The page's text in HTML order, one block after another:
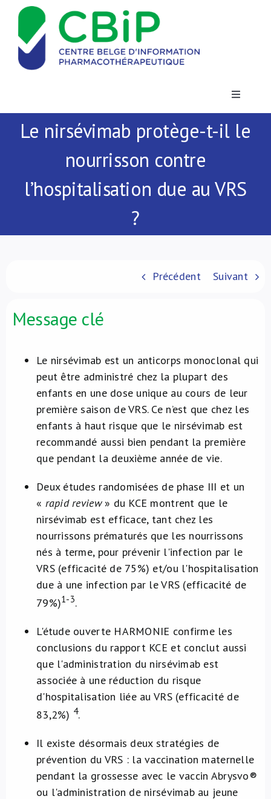
Passer
contenu
Toggle
Actualités
NL
Le nirsévimab protège-t-il le
nourrisson contre
l’hospitalisation due au VRS
?
Précédent Suivant
Message clé
Le nirsévimab est un anticorps monoclonal qui
peut être administré chez la plupart des
enfants en une dose unique au cours de leur
première saison de VRS. Ce n’est que chez les
enfants à haut risque que le nirsévimab est
recommandé aussi bien pendant la première
que pendant la deuxième année de vie.
Deux études randomisées de phase III et un
« rapid review» du KCE montrent que le
nirsévimab est efficace, tant chez les
nourrissons prématurés que les nourrissons
nés à terme, pour prévenir l'infection par le
VRS (efficacité de 75%) et/ou l'hospitalisation
due à une infection par le VRS (efficacité de
79%)1-3.
L'étude ouverte HARMONIE confirme les
conclusions du rapport KCE et conclut aussi
que l'administration du nirsévimab est
associée à une réduction du risque
d'hospitalisation liée au VRS (efficacité de
83,2%) 4.
Il existe désormais deux stratégies de
prévention du VRS : la vaccination maternelle
pendant la grossesse avec le vaccin Abrysvo®
ou l'administration de nirsévimab au jeune